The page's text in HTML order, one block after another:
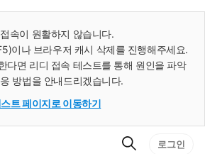
속이 원활하지 않습니다.
이나 브라우저 캐시 삭제를 진행해주세요.
다면 리디 접속 테스트를 통해 원인을 파악
방법을 안내드리겠습니다.
트 페이지로 이동하기
검
로그인